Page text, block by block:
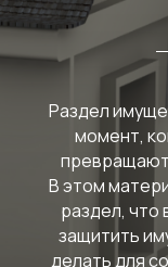
Раздел
момент,
В этом
раздел, что
защитить
делать для